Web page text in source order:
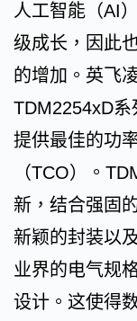
人工智能（AI
级成长，因此
的增加。英飞
TDM2254xD
提供最佳的功
（TCO）。
新，结合强固
新颖的封装以
业界的电气规
设计。这使得